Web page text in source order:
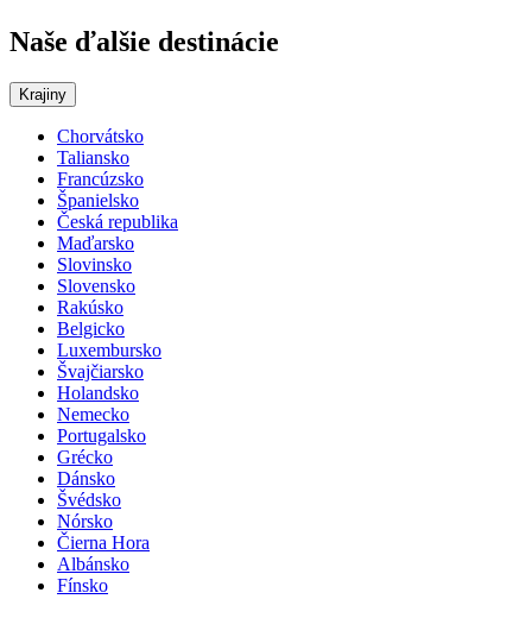
Naše ďalšie destinácie
Krajiny
Chorvátsko
Taliansko
Francúzsko
Španielsko
Česká republika
Maďarsko
Slovinsko
Slovensko
Rakúsko
Belgicko
Luxembursko
Švajčiarsko
Holandsko
Nemecko
Portugalsko
Grécko
Dánsko
Švédsko
Nórsko
Čierna Hora
Albánsko
Fínsko